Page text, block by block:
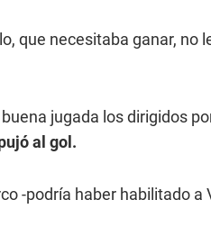
que necesitaba ganar,
jugada los dirigidos
al gol.
-podría haber habilitado a